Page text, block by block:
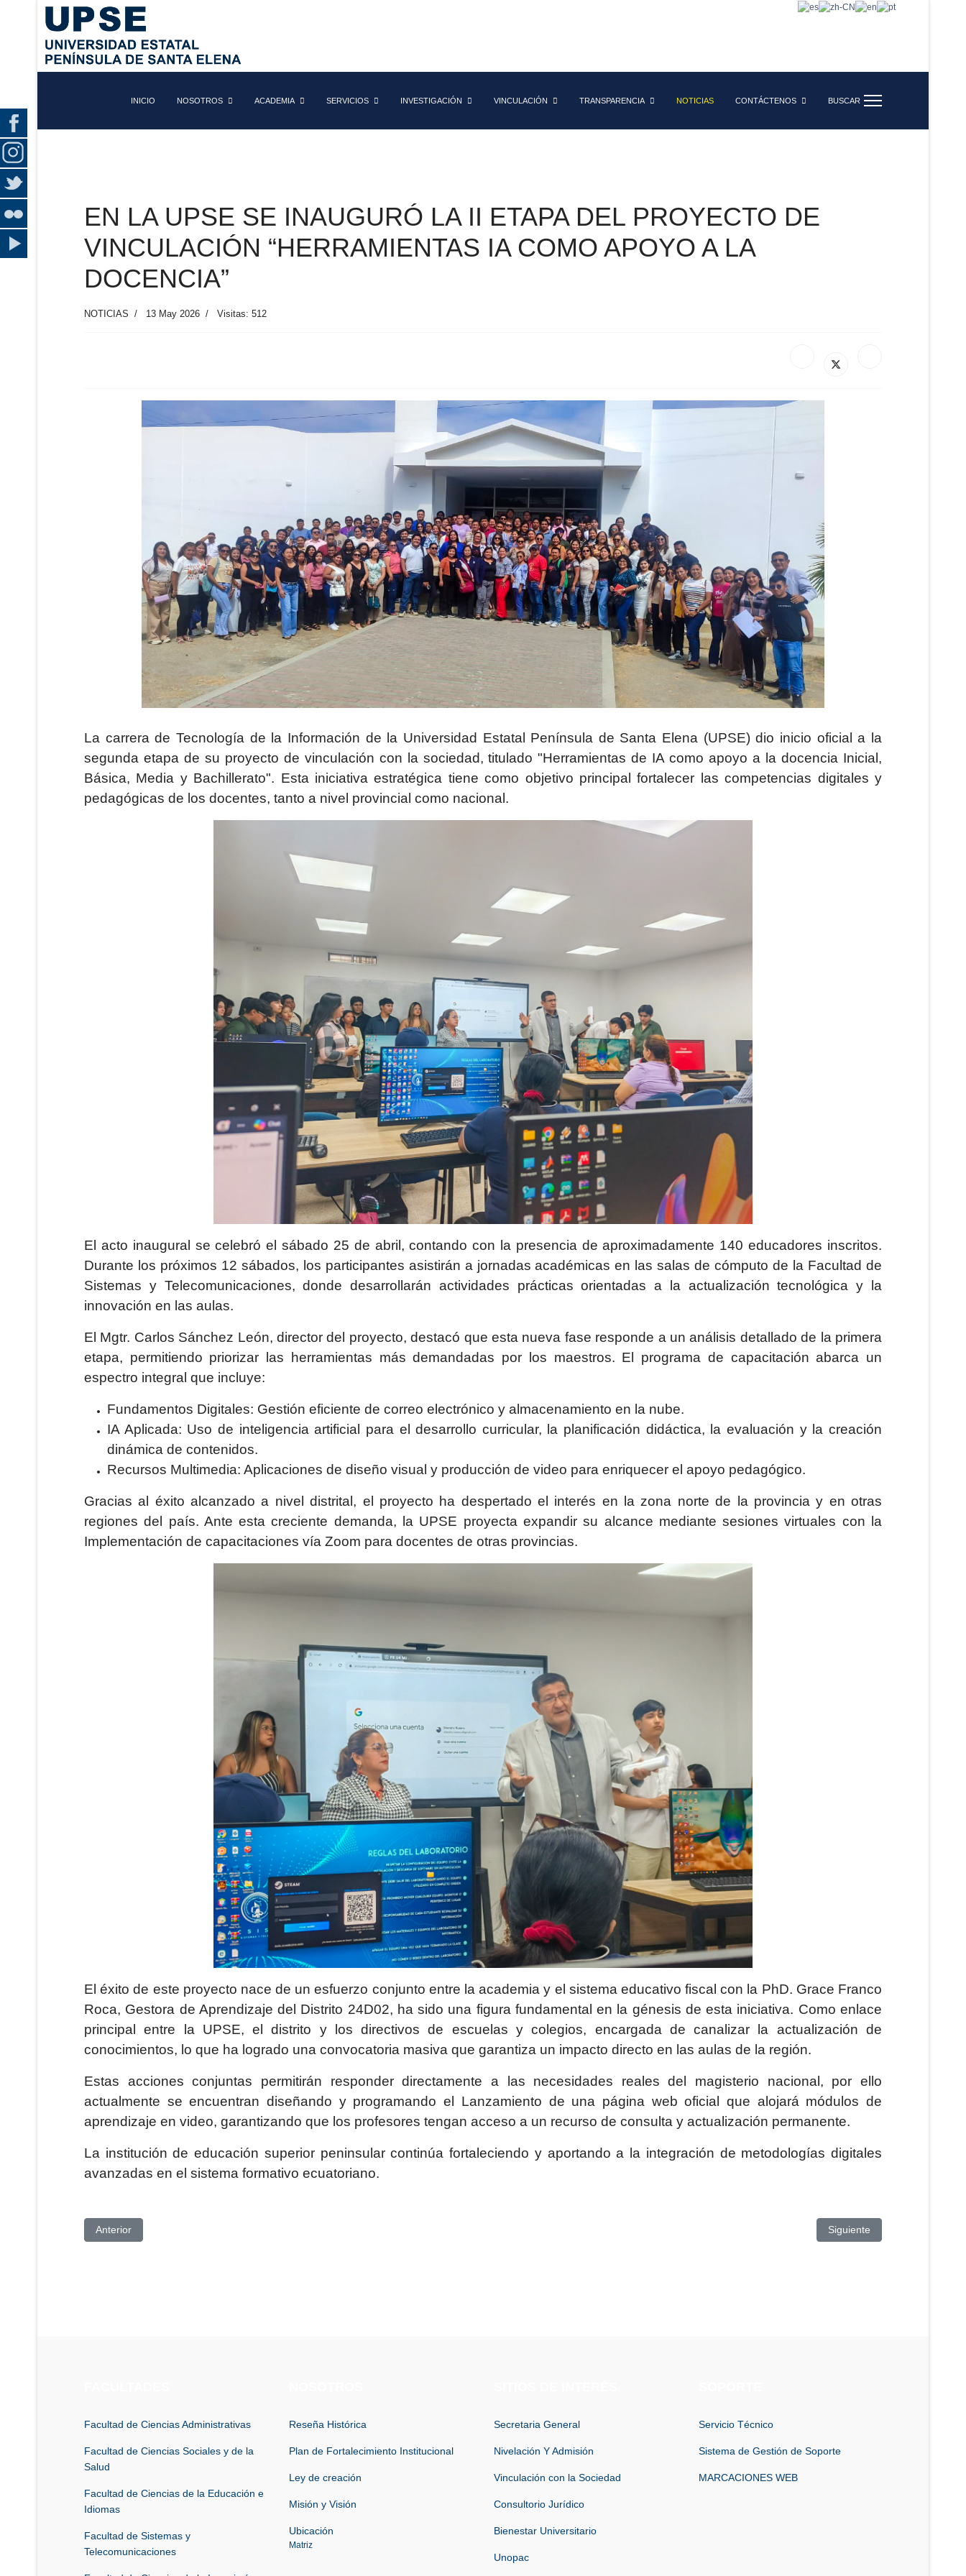
INICIO NOSOTROS ACADEMIA SERVICIOS INVESTIGACIÓN VINCULACIÓN TRANSPARENCIA NOTICIAS CONTÁCTENOS BUSCAR
EN LA UPSE SE INAUGURÓ LA II ETAPA DEL PROYECTO DE
VINCULACIÓN “HERRAMIENTAS IA COMO APOYO A LA
DOCENCIA”
NOTICIAS 13 May 2026 Visitas: 512
La carrera de Tecnología de la Información de la Universidad Estatal Península de Santa Elena (UPSE) dio inicio oficial a la
segunda etapa de su proyecto de vinculación con la sociedad, titulado "Herramientas de IA como apoyo a la docencia Inicial,
Básica, Media y Bachillerato". Esta iniciativa estratégica tiene como objetivo principal fortalecer las competencias digitales y
pedagógicas de los docentes, tanto a nivel provincial como nacional.
El acto inaugural se celebró el sábado 25 de abril, contando con la presencia de aproximadamente 140 educadores inscritos.
Durante los próximos 12 sábados, los participantes asistirán a jornadas académicas en las salas de cómputo de la Facultad de
Sistemas y Telecomunicaciones, donde desarrollarán actividades prácticas orientadas a la actualización tecnológica y la
innovación en las aulas.
El Mgtr. Carlos Sánchez León, director del proyecto, destacó que esta nueva fase responde a un análisis detallado de la primera
etapa, permitiendo priorizar las herramientas más demandadas por los maestros. El programa de capacitación abarca un
espectro integral que incluye:
Fundamentos Digitales: Gestión eficiente de correo electrónico y almacenamiento en la nube.
IA Aplicada: Uso de inteligencia artificial para el desarrollo curricular, la planificación didáctica, la evaluación y la creación
dinámica de contenidos.
Recursos Multimedia: Aplicaciones de diseño visual y producción de video para enriquecer el apoyo pedagógico.
Gracias al éxito alcanzado a nivel distrital, el proyecto ha despertado el interés en la zona norte de la provincia y en otras
regiones del país. Ante esta creciente demanda, la UPSE proyecta expandir su alcance mediante sesiones virtuales con la
Implementación de capacitaciones vía Zoom para docentes de otras provincias.
El éxito de este proyecto nace de un esfuerzo conjunto entre la academia y el sistema educativo fiscal con la PhD. Grace Franco
Roca, Gestora de Aprendizaje del Distrito 24D02, ha sido una figura fundamental en la génesis de esta iniciativa. Como enlace
principal entre la UPSE, el distrito y los directivos de escuelas y colegios, encargada de canalizar la actualización de
conocimientos, lo que ha logrado una convocatoria masiva que garantiza un impacto directo en las aulas de la región.
Estas acciones conjuntas permitirán responder directamente a las necesidades reales del magisterio nacional, por ello
actualmente se encuentran diseñando y programando el Lanzamiento de una página web oficial que alojará módulos de
aprendizaje en video, garantizando que los profesores tengan acceso a un recurso de consulta y actualización permanente.
La institución de educación superior peninsular continúa fortaleciendo y aportando a la integración de metodologías digitales
avanzadas en el sistema formativo ecuatoriano.
Artículo anterior: PROYECTO DE VINCULACIÓN DE LA UPSE FORTALECE LA INFRAESTRUCTURA DEPORTIVA UNIVERSITARIA
Anterior Artículo siguiente: UPSE
Siguiente
Facultad de Ciencias Administrativas
Facultad de Ciencias Sociales y de la
Salud
Facultad de Ciencias de la Educación e
Idiomas
Facultad de Sistemas y
Telecomunicaciones
Reseña Histórica
Plan de Fortalecimiento Institucional
Ley de creación
Misión y Visión
Ubicación
Matriz
Secretaria General
Nivelación Y Admisión
Vinculación con la Sociedad
Consultorio Jurídico
Bienestar Universitario
Unopac
Servicio Técnico
Sistema de Gestión de Soporte
MARCACIONES WEB